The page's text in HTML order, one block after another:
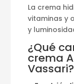
La crema
vitaminas y
y
¿Qué
crema
Vassari?